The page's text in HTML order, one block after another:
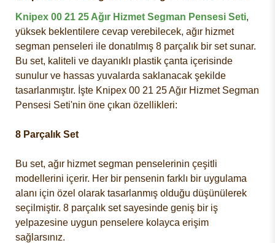
Knipex 00 21 25 Ağır Hizmet Segman Pensesi Seti,
yüksek beklentilere cevap verebilecek, ağır hizmet
segman penseleri ile donatılmış 8 parçalık bir set sunar.
Bu set, kaliteli ve dayanıklı plastik çanta içerisinde
sunulur ve hassas yuvalarda saklanacak şekilde
tasarlanmıştır. İşte Knipex 00 21 25 Ağır Hizmet Segman
Pensesi Seti'nin öne çıkan özellikleri:
8 Parçalık Set
Bu set, ağır hizmet segman penselerinin çeşitli
modellerini içerir. Her bir pensenin farklı bir uygulama
alanı için özel olarak tasarlanmış olduğu düşünülerek
seçilmiştir. 8 parçalık set sayesinde geniş bir iş
yelpazesine uygun penselere kolayca erişim
sağlarsınız.